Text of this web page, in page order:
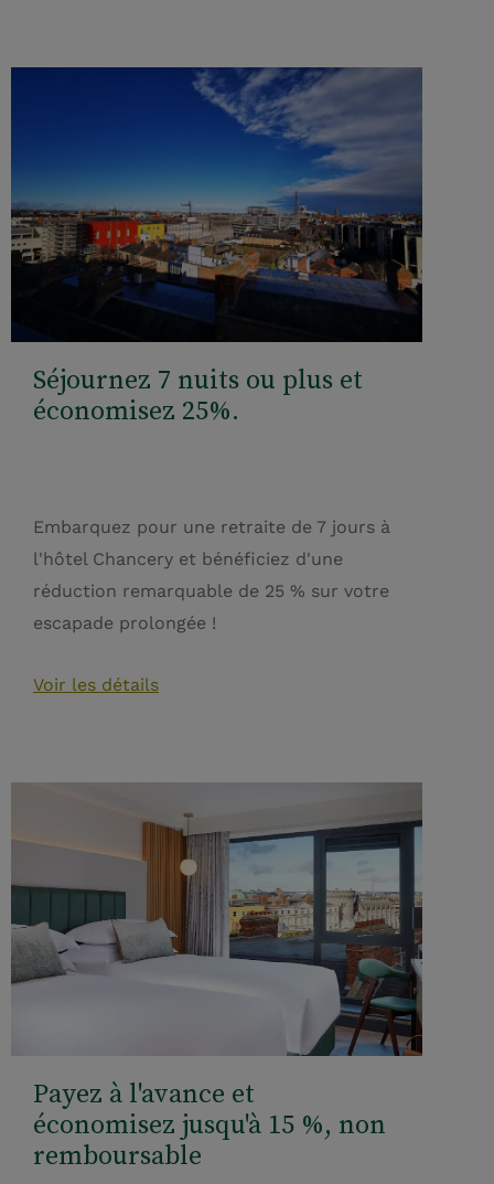
Séjournez 7 nuits ou plus et
économisez 25%.
Embarquez pour une retraite de 7 jours à
l'hôtel Chancery et bénéficiez d'une
réduction remarquable de 25 % sur votre
escapade prolongée !
Voir les détails
Payez à l'avance et
économisez jusqu'à 15 %, non
remboursable